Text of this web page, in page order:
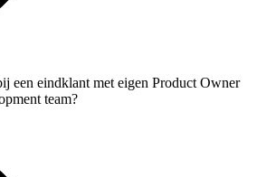
een eindklant met eigen Product Owner
team?